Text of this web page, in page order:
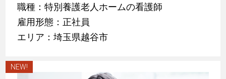
職種：特別養護老人ホームの看護師
雇用形態：正社員
エリア：埼玉県越谷市
NEW!